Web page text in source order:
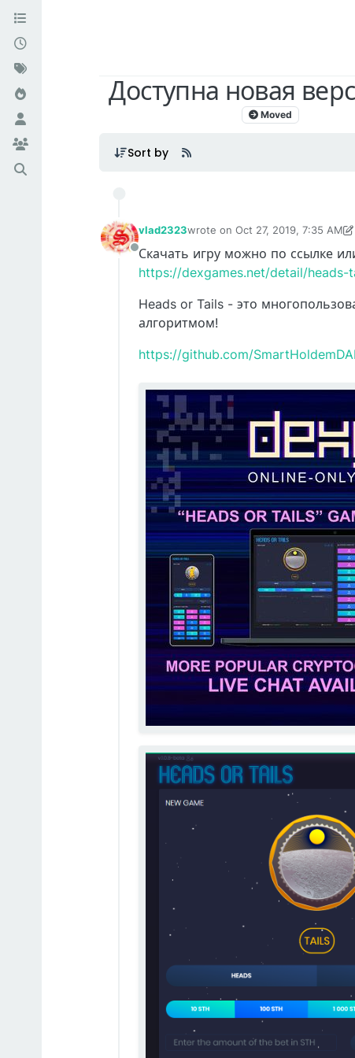
Доступна новая
Moved
Sort by
Offline
vlad2323wrote on Oct 27, 2019, 7:35 AM
last edited by vlad2323Oct 27,
Скачать игру можно по ссылке
https://dexgames.net/detail/heads-
Heads or Tails - это
алгоритмом!
https://github.com/